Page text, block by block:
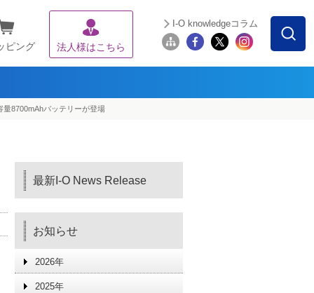
ピング 法人様はこちら
I-O knowledgeコラム
8700mAhバッテリーが登場
最新I-O News Release
お知らせ
2026年
2025年